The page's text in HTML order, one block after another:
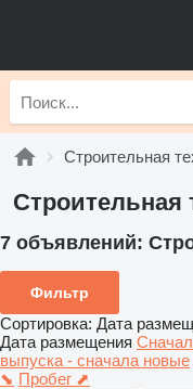
Строительная
Строительная
7 объявлений:
Фильтр
Сортировка: Дата
Дата размещения
выпуска - сначала новые
⬊ Пробег ⬈